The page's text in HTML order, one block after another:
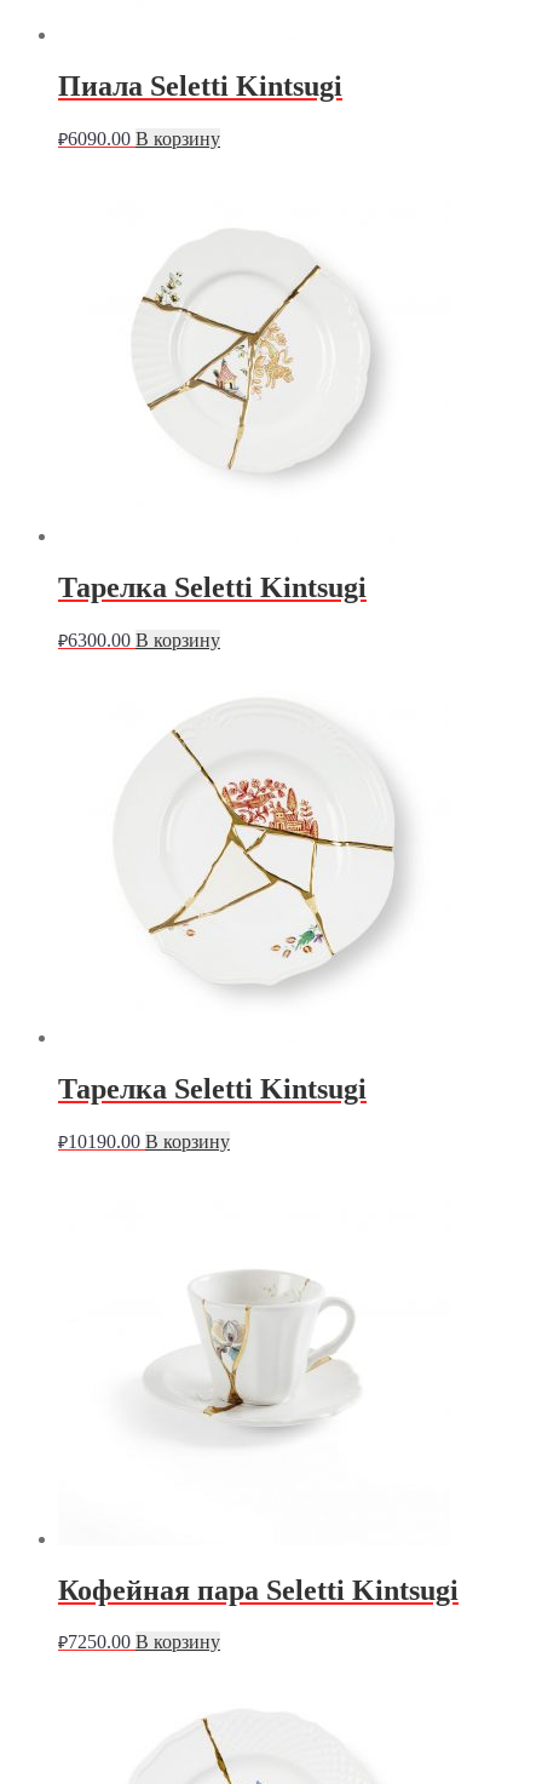
Пиала Seletti Kintsugi
₽6090.00 В корзину
Тарелка Seletti Kintsugi
₽6300.00 В корзину
Тарелка Seletti Kintsugi
₽10190.00 В корзину
Кофейная пара Seletti Kintsugi
₽7250.00 В корзину